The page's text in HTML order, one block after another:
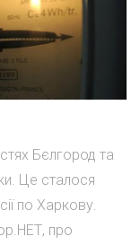
Бєлгород та
Це сталося
по Харкову.
про